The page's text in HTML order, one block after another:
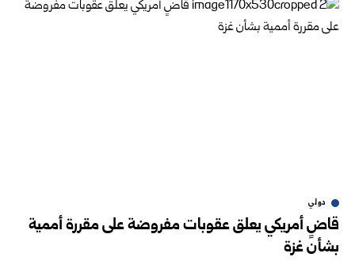
دولي
قاضٍ أمريكي يعلق عقوبات مفروضة على مقررة أممية
بشأن غزة